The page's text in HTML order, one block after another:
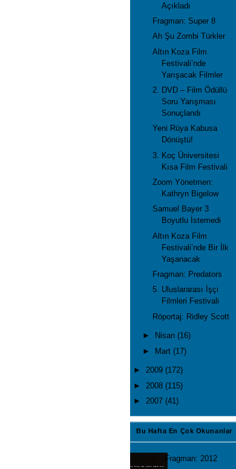
Açıkladı
Fragman: Super 8
Ah Şu Zombi Türkler
Altın Koza Film
Festivali’nde
Yarışacak Filmler
2. DVD – Film Ödüllü
Soru Yarışması
Sonuçlandı
Yeni Rüya Kabusa
Dönüştü!
3. Koç Üniversitesi
Kısa Film Festivali
Zoom Yönetmen:
Kathryn Bigelow
Samuel Bayer 3
Boyutlu İstemedi
Altın Koza Film
Festivali’nde Bir İlk
Yaşanacak
Fragman: Predators
5. Uluslararası İşçi
Filmleri Festivali
Röportaj: Ridley Scott
► Nisan(16)
►
Mart(17)
► 2009 (172)
► 2008 (115)
► 2007 (41)
Bu Hafta En Çok Okunanlar
Fragman: 2012